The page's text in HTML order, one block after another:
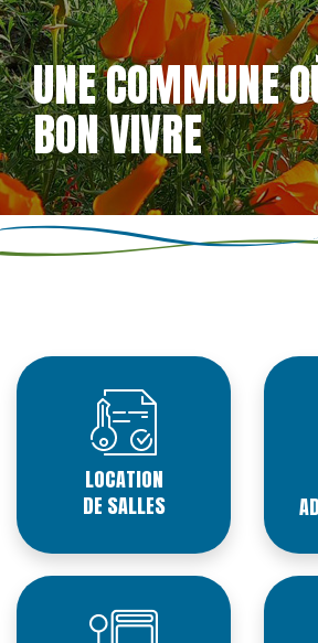
UNE COMMUNE
BON VIVRE
LOCATION
DE SALLES